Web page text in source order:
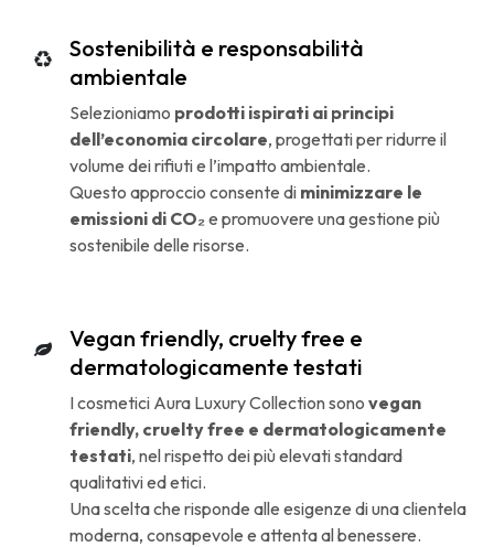
Sostenibilità e responsabilità
ambientale
Selezioniamo prodotti ispirati ai principi
dell’economia circolare, progettati per ridurre il
volume dei rifiuti e l’impatto ambientale.
Questo approccio consente di minimizzare le
emissioni di CO₂ e promuovere una gestione più
sostenibile delle risorse.
Vegan friendly, cruelty free e
dermatologicamente testati
I cosmetici Aura Luxury Collection sono vegan
friendly, cruelty free e dermatologicamente
testati, nel rispetto dei più elevati standard
qualitativi ed etici.
Una scelta che risponde alle esigenze di una clientela
moderna, consapevole e attenta al benessere.